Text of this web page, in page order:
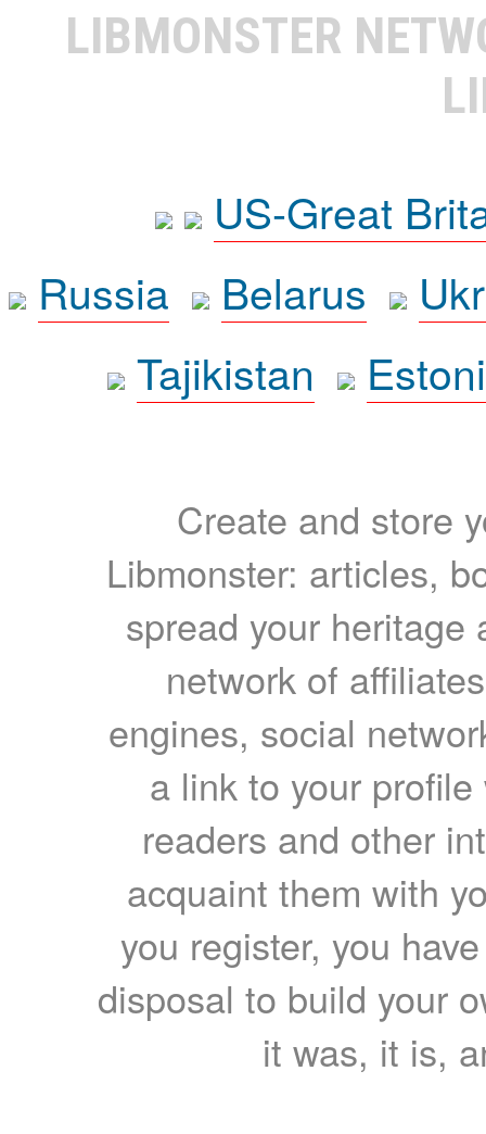
LIBMONSTER
US-Great
Russia
Belarus
Tajikistan
Create and store
Libmonster: articles,
spread your heritage
network of
engines, social
a link to your
readers and other
acquaint them with
you register, you
disposal to build your
it was, it is,